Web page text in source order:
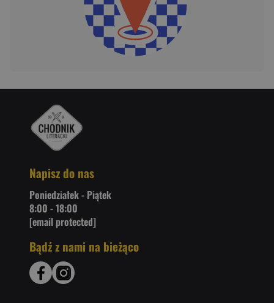
Napisz do nas
Poniedziałek - Piątek
8:00 - 18:00
[email protected]
Bądź z nami na bieżąco